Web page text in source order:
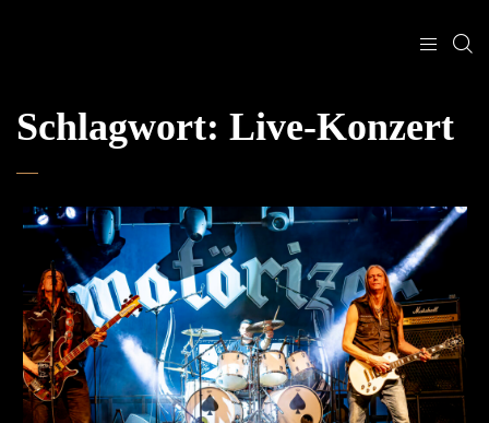
Schlagwort: Live-Konzert